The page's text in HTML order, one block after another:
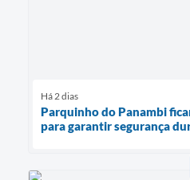
Há 2 dias
Parquinho do Panambi
para garantir segurança